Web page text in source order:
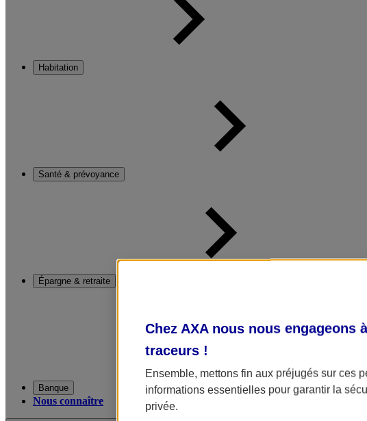
Habitation
Santé & prévoyance
Épargne & retraite
Banque
Nous connaître
Chez AXA nous nous
traceurs !
Ensemble, mettons fin aux préjugés sur ces
informations essentielles pour garantir la
privée.